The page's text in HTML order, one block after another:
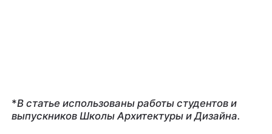
*В статье использованы работы студентов и
выпускников Школы Архитектуры и Дизайна.